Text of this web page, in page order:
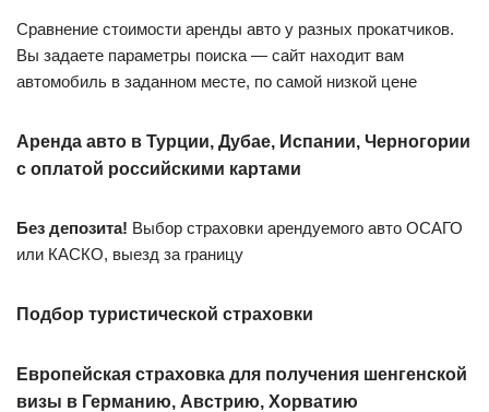
Сравнение стоимости аренды авто у разных прокатчиков.
Вы задаете параметры поиска — сайт находит вам
автомобиль в заданном месте, по самой низкой цене
Аренда авто в Турции, Дубае, Испании, Черногории
с оплатой российскими картами
Без депозита! Выбор страховки арендуемого авто ОСАГО
или КАСКО, выезд за границу
Подбор туристической страховки
Европейская страховка для получения шенгенской
визы в Германию, Австрию, Хорватию